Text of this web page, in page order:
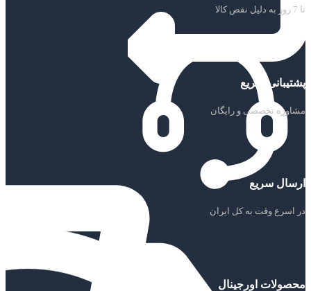
تا 7 روز به دلیل نقص کالا
پشتیبانی سریع
مشاوره تخصصی و رایگان
ارسال سریع
در اسرع وقت به کل ایران
محصولات اورجینال